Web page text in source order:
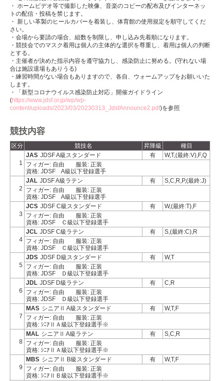
・ ホームビデオ等で撮影した映像、音楽のコピーの配布及びインターネッ
トの配信・投稿を禁じます。
・ 新しい革製のヒールカバーを着装し、体育館の使用規定を順守してくだ
さい。
・会場から要請の場合、組数を制限し、申し込み先着順になります。
・競技会でのマスク着用は個人の主体的な選択を尊重し、着用は個人の判断
とする。
・主催者が決めた指示内容を遵守協力し、感染防止に努める。(守れない場
合は施設退場もありうる)
・練習時間がない場合もありますので、各自、ウォームアップをお願いいた
します。
・「新型コロナウイルス感染防止対応」開催ガイドライン
(https://www.jdsf.or.jp/wp/wp-
content/uploads/2023/03/20230313_JdsfAnnounce2.pdf)を参照
競技内容
区分 競技名 昇降級 種目
1
JAS JDSF A級スタンダード 有
W,T,(最終:V),F,Q
フィガー: 自由
服装: 正装
資格: JDSF A級以下登録選手
2
JAL JDSF A級ラテン 有
S,C,R,P,(最終:J)
フィガー: 自由
服装: 正装
資格: JDSF A級以下登録選手
3
JCS JDSF C級スタンダード 有
W,(最終:T),F
フィガー: 自由
服装: 正装
資格: JDSF Ｃ級以下登録選手
4
JCL JDSF C級ラテン 有
S,(最終:C),R
フィガー: 自由
服装: 正装
資格: JDSF Ｃ級以下登録選手
5
JDS JDSF D級スタンダード 有
W,T
フィガー: 自由
服装: 正装
資格: JDSF Ｄ級以下登録選手
6
JDL JDSF D級ラテン 有
C,R
フィガー: 自由
服装: 正装
資格: JDSF Ｄ級以下登録選手
7
MAS シニアⅡ A級スタンダード 有
W,T,F
フィガー: 自由
服装: 正装
資格: ｼﾆｱⅡＡ級以下登録選手※
8
MAL シニアⅡ A級ラテン 有
S,C,R
フィガー: 自由
服装: 正装
資格: ｼﾆｱⅡＡ級以下登録選手※
9
MBS シニアⅡ B級スタンダード 有
W,T,F
フィガー: 自由
服装: 正装
資格: ｼﾆｱⅡＢ級以下登録選手※